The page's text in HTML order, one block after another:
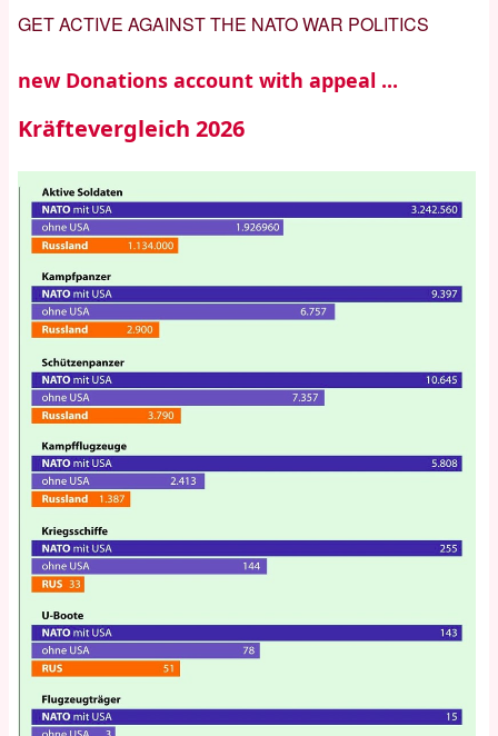
GET ACTIVE AGAINST THE NATO WAR POLITICS
new Donations account with appeal ...
Kräftevergleich 2026